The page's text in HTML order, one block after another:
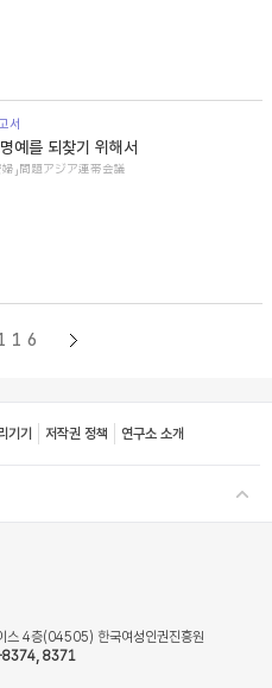
서
예를 되찾기 위해서
」問題アジア連帯会議
기기 저작권 정책 연구소 소개
스 4층(04505) 한국여성인권진흥원
8371